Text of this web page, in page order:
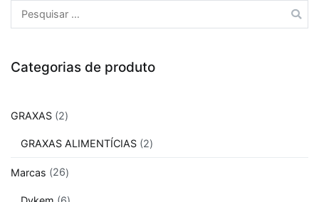
Categorias de produto
GRAXAS 2
GRAXAS ALIMENTÍCIAS 2
Marcas 26